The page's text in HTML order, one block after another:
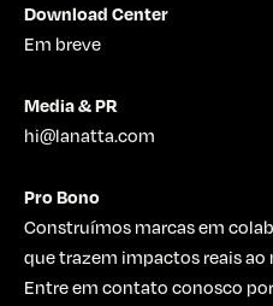
Download Center
Em breve
Media & PR
hi@lanatta.com
Pro Bono
Construímos marcas em
que trazem impactos reais
Entre em contato conosco